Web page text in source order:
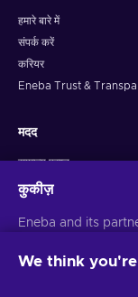
हमारे बारे में
संपर्क करें
करियर
Eneba Trust &
मदद
सामान्य प्रश्न
गेम को कैसे सक्रिय करें
वापसी नीति
कुकीज़
Eneba and its
website. We use
We think